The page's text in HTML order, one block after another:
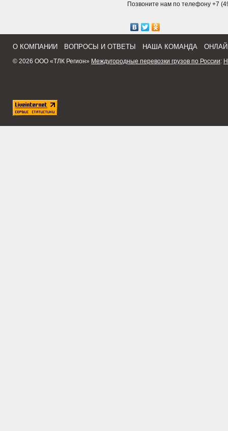
Позвоните нам по телефону +7
О КОМПАНИИ ВОПРОСЫ И ОТВЕТЫ НАША КОМАНДА
© 2026 ООО «ТЛК Регион» Междугородные перевозки грузов по России: